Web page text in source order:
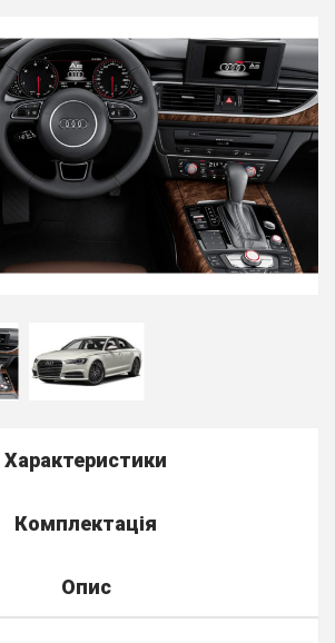
Характеристики
Комплектація
Опис